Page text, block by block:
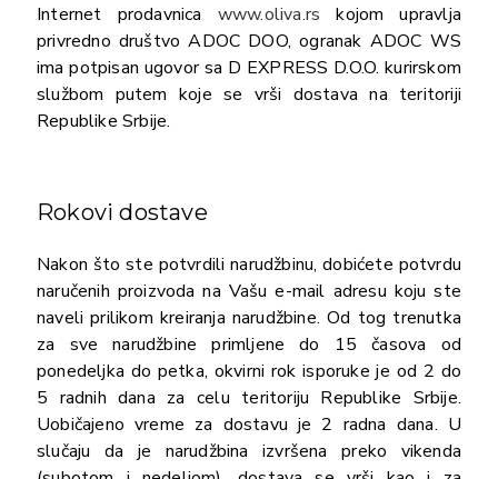
Internet prodavnica www.oliva.rs kojom upravlja
privredno društvo ADOC DOO, ogranak ADOC WS
ima potpisan ugovor sa D EXPRESS D.O.O. kurirskom
službom putem koje se vrši dostava na teritoriji
Republike Srbije.
Rokovi dostave
Nakon što ste potvrdili narudžbinu, dobićete potvrdu
naručenih proizvoda na Vašu e-mail adresu koju ste
naveli prilikom kreiranja narudžbine. Od tog trenutka
za sve narudžbine primljene do 15 časova od
ponedeljka do petka, okvirni rok isporuke je od 2 do
5 radnih dana za celu teritoriju Republike Srbije.
Uobičajeno vreme za dostavu je 2 radna dana. U
slučaju da je narudžbina izvršena preko vikenda